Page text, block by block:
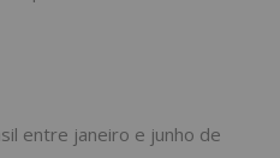
entre janeiro e junho de